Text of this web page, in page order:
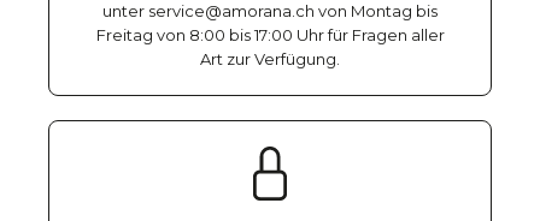
unter service@amorana.ch von Montag bis
Freitag von 8:00 bis 17:00 Uhr für Fragen aller
Art zur Verfügung.